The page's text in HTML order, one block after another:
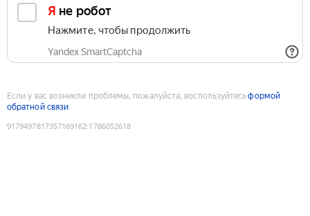
Я не робот
Нажмите, чтобы продолжить
Yandex SmartCaptcha
Если у вас возникли проблемы, пожалуйста, воспользуйтесьформой
обратной связи
9179497817357169162:1786052618